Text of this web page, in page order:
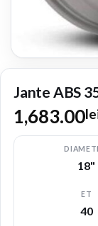
Jante ABS
1,683.00
18"
ET
40